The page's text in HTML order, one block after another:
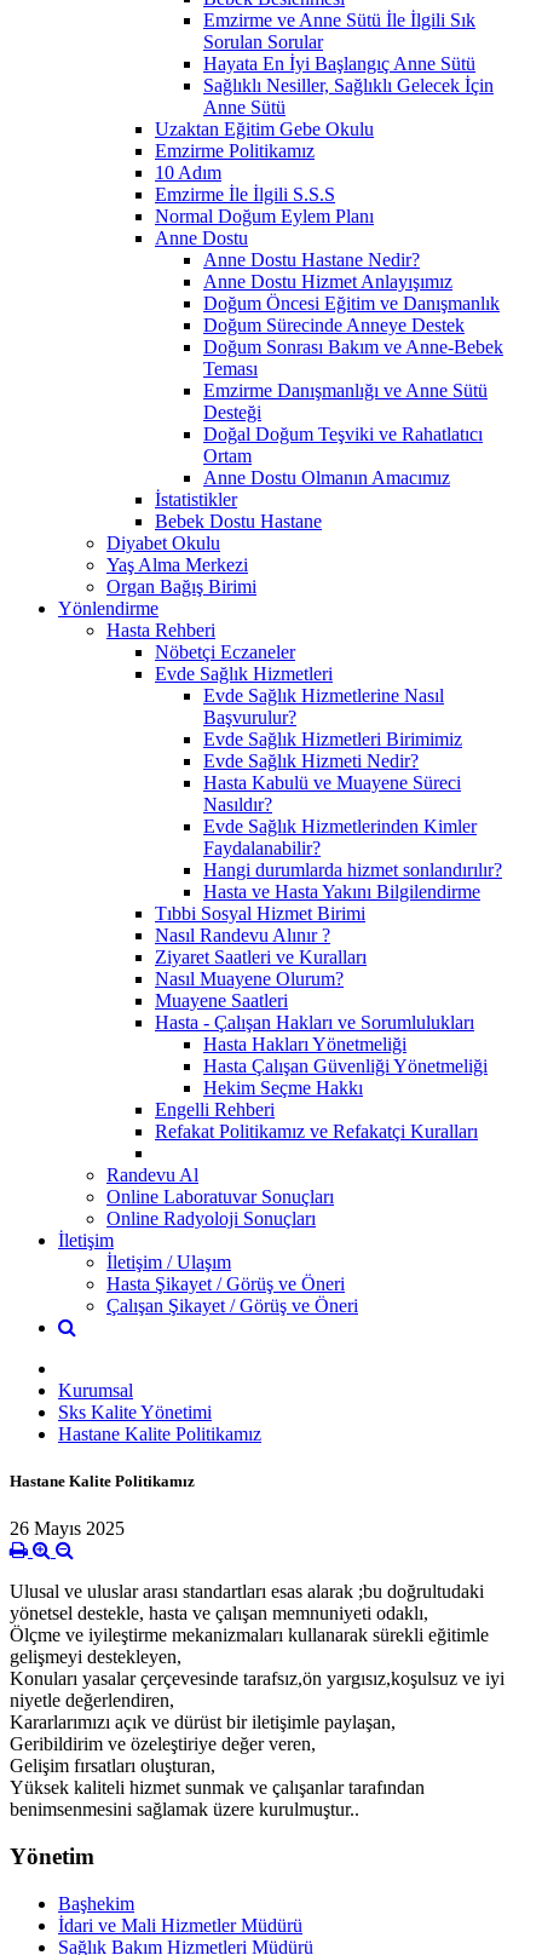
Emzirme ve Anne Sütü İle İlgili Sık
Sorulan Sorular
Hayata En İyi Başlangıç Anne Sütü
Sağlıklı Nesiller, Sağlıklı Gelecek İçin
Anne Sütü
Uzaktan Eğitim Gebe Okulu
Emzirme Politikamız
10 Adım
Emzirme İle İlgili S.S.S
Normal Doğum Eylem Planı
Anne Dostu
Anne Dostu Hastane Nedir?
Anne Dostu Hizmet Anlayışımız
Doğum Öncesi Eğitim ve Danışmanlık
Doğum Sürecinde Anneye Destek
Doğum Sonrası Bakım ve Anne-Bebek
Teması
Emzirme Danışmanlığı ve Anne Sütü
Desteği
Doğal Doğum Teşviki ve Rahatlatıcı
Ortam
Anne Dostu Olmanın Amacımız
İstatistikler
Bebek Dostu Hastane
Diyabet Okulu
Yaş Alma Merkezi
Organ Bağış Birimi
Yönlendirme
Hasta Rehberi
Nöbetçi Eczaneler
Evde Sağlık Hizmetleri
Evde Sağlık Hizmetlerine Nasıl
Başvurulur?
Evde Sağlık Hizmetleri Birimimiz
Evde Sağlık Hizmeti Nedir?
Hasta Kabulü ve Muayene Süreci
Nasıldır?
Evde Sağlık Hizmetlerinden Kimler
Faydalanabilir?
Hangi durumlarda hizmet sonlandırılır?
Hasta ve Hasta Yakını Bilgilendirme
Tıbbi Sosyal Hizmet Birimi
Nasıl Randevu Alınır ?
Ziyaret Saatleri ve Kuralları
Nasıl Muayene Olurum?
Muayene Saatleri
Hasta - Çalışan Hakları ve Sorumlulukları
Hasta Hakları Yönetmeliği
Hasta Çalışan Güvenliği Yönetmeliği
Hekim Seçme Hakkı
Engelli Rehberi
Refakat Politikamız ve Refakatçi Kuralları
Randevu Al
Online Laboratuvar Sonuçları
Online Radyoloji Sonuçları
İletişim
İletişim / Ulaşım
Hasta Şikayet / Görüş ve Öneri
Çalışan Şikayet / Görüş ve Öneri
Kurumsal
Sks Kalite Yönetimi
Hastane Kalite Politikamız
Hastane Kalite Politikamız
26 Mayıs 2025
Ulusal ve uluslar arası standartları esas alarak ;bu doğrultudaki
yönetsel destekle, hasta ve çalışan memnuniyeti odaklı,
Ölçme ve iyileştirme mekanizmaları kullanarak sürekli eğitimle
gelişmeyi destekleyen,
Konuları yasalar çerçevesinde tarafsız,ön yargısız,koşulsuz ve iyi
niyetle değerlendiren,
Kararlarımızı açık ve dürüst bir iletişimle paylaşan,
Geribildirim ve özeleştiriye değer veren,
Gelişim fırsatları oluşturan,
Yüksek kaliteli hizmet sunmak ve çalışanlar tarafından
benimsenmesini sağlamak üzere kurulmuştur..
Yönetim
Başhekim
İdari ve Mali Hizmetler Müdürü
Sağlık Bakım Hizmetleri Müdürü